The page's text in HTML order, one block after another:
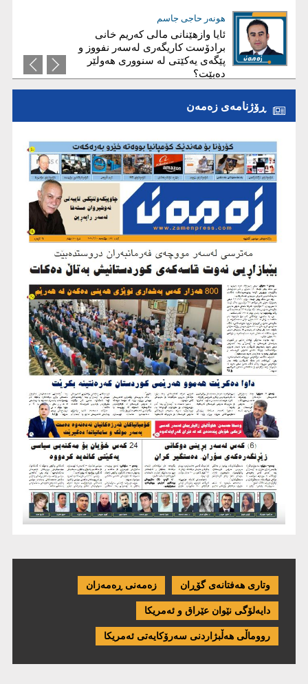
هونەر حاجی جاسم
ئایا وازهێنانی مالی کەریم‌ خانی
برادۆست کاریگەری لەسەر نفووز و
پێگەی یەکێتی لە سنووری هەولێر
دەبێت؟
ئاریز عەبدوڵا
ئايا چۆن هەرێم دەڕوخێ؟
ڕۆژنامەی زەمەن
وتاری هەفتانەی گۆڕان زەمەنی ڕەمەزان
دایەلۆگی نێوان عێراق و ئەمریكا
رووماڵی هەڵبژاردنی سەرۆکایەتی ئەمریکا